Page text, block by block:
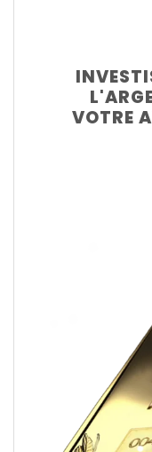
VOTRE